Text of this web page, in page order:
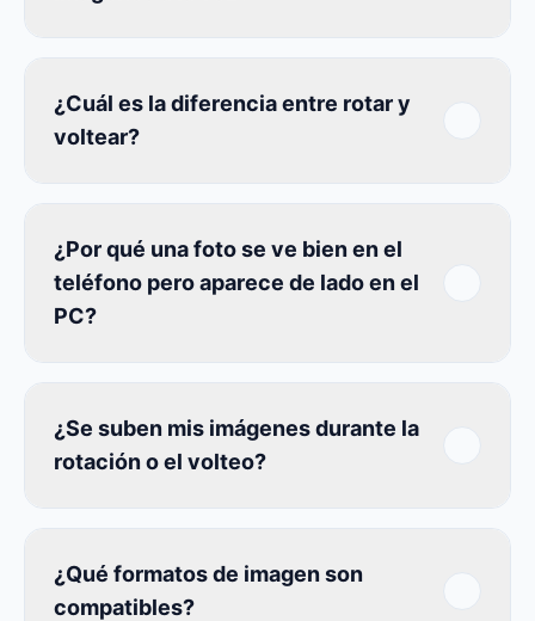
¿Cuál es la diferencia entre rotar y
voltear?
¿Por qué una foto se ve bien en el
teléfono pero aparece de lado en el
PC?
¿Se suben mis imágenes durante la
rotación o el volteo?
¿Qué formatos de imagen son
compatibles?